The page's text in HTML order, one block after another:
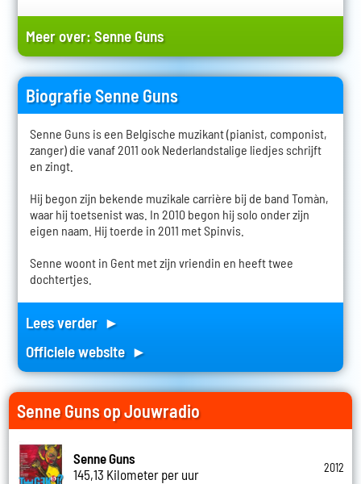
Meer over:Senne Guns
Biografie Senne Guns
Senne Guns is een Belgische muzikant (pianist, componist,
zanger) die vanaf 2011 ook Nederlandstalige liedjes schrijft
en zingt.
Hij begon zijn bekende muzikale carrière bij de band Tomàn,
waar hij toetsenist was. In 2010 begon hij solo onder zijn
eigen naam. Hij toerde in 2011 met Spinvis.
Senne woont in Gent met zijn vriendin en heeft twee
dochtertjes.
Lees verder ►
Officiele website ►
Senne Guns op Jouwradio
Senne Guns
145,13 Kilometer per uur
2012